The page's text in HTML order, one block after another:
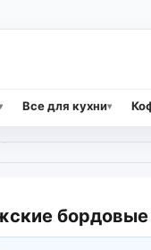
Все для кухни
бордовые